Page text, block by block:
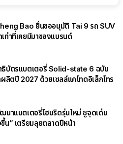
Bao ยื่นขออนุมัติ Tai 9 รถ SUV
ท่าที่เคยมีมาของแบรนด์
ธิบัตรแบตเตอรี่ Solid-state 6 ฉบับ
ผลิตปี 2027 ด้วยเซลล์แคโทดอิเล็กโทร
าแบตเตอรี่ไฮบริดรุ่นใหม่ ชูจุดเด่น
น” เตรียมลุยตลาดปีหน้า